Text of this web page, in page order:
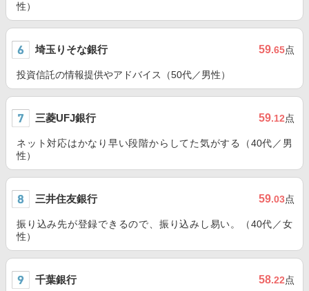
性）
埼玉りそな銀行 59.65点
投資信託の情報提供やアドバイス（50代／男性）
三菱UFJ銀行 59.12点
ネット対応はかなり早い段階からしてた気がする（40代／男
性）
三井住友銀行 59.03点
振り込み先が登録できるので、振り込みし易い。（40代／女
性）
千葉銀行 58.22点